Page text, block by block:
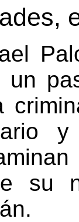
un
su